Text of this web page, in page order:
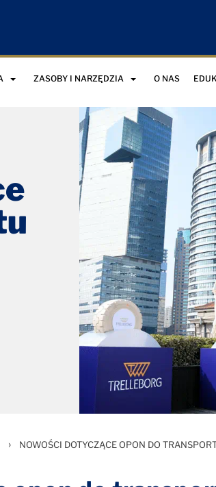
ZASOBY I NARZĘDZIA O NAS
› NOWOŚCI DOTYCZĄCE OPON DO